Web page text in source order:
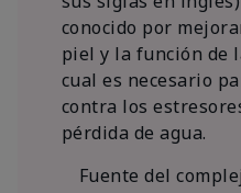
conocido por
piel y la función de
cual es necesario
contra los
pérdida de agua.
Fuente del